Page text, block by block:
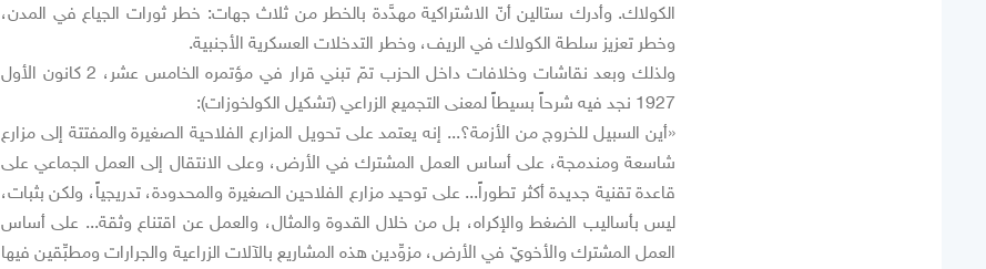
الكولاك. وأدرك ستالين أنّ الاشتراكية مهدَّدة بالخطر من ثلاث جهات: خطر ثورات الجياع في المدن،
وخطر تعزيز سلطة الكولاك في الريف، وخطر التدخلات العسكرية الأجنبية.
ولذلك وبعد نقاشات وخلافات داخل الحزب تمّ تبني قرار في مؤتمره الخامس عشر، 2 كانون الأول
1927 نجد فيه شرحاً بسيطاً لمعنى التجميع الزراعي (تشكيل الكولخوزات):
«أين السبيل للخروج من الأزمة؟... إنه يعتمد على تحويل المزارع الفلاحية الصغيرة والمفتتة إلى مزارع
شاسعة ومندمجة، على أساس العمل المشترك في الأرض، وعلى الانتقال إلى العمل الجماعي على
قاعدة تقنية جديدة أكثر تطوراً... على توحيد مزارع الفلاحين الصغيرة والمحدودة، تدريجياً، ولكن بثبات،
ليس بأساليب الضغط والإكراه، بل من خلال القدوة والمثال، والعمل عن اقتناع وثقة... على أساس
العمل المشترك والأخويّ في الأرض، مزوِّدين هذه المشاريع بالآلات الزراعية والجرارات ومطبِّقين فيها